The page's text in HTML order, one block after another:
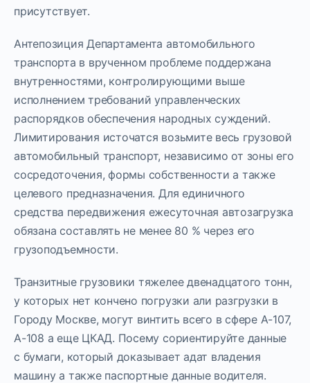
присутствует.
Антепозиция Департамента автомобильного
транспорта в врученном проблеме поддержана
внутренностями, контролирующими выше
исполнением требований управленческих
распорядков обеспечения народных суждений.
Лимитирования источатся возьмите весь грузовой
автомобильный транспорт, независимо от зоны его
сосредоточения, формы собственности а также
целевого предназначения. Для единичного
средства передвижения ежесуточная автозагрузка
обязана составлять не менее 80 % через его
грузоподъемности.
Транзитные грузовики тяжелее двенадцатого тонн,
у которых нет кончено погрузки али разгрузки в
Городу Москве, могут винтить всего в сфере А-107,
А-108 а еще ЦКАД. Посему сориентируйте данные
с бумаги, который доказывает адат владения
машину а также паспортные данные водителя.